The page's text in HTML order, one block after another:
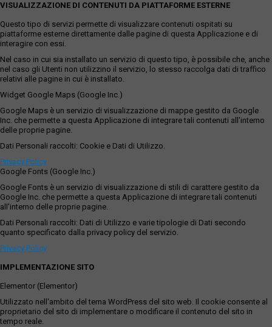
VISUALIZZAZIONE DI CONTENUTI DA PIATTAFORME ESTERNE
Questo tipo di servizi permette di visualizzare contenuti ospitati su
piattaforme esterne direttamente dalle pagine di questa Applicazione e di
interagire con essi.
Nel caso in cui sia installato un servizio di questo tipo, è possibile che, anche
nel caso gli Utenti non utilizzino il servizio, lo stesso raccolga dati di traffico
relativi alle pagine in cui è installato.
Widget Google Maps (Google Inc.)
Google Maps è un servizio di visualizzazione di mappe gestito da Google
Inc. che permette a questa Applicazione di integrare tali contenuti all'interno
delle proprie pagine.
Dati Personali raccolti: Cookie e Dati di Utilizzo.
Privacy Policy
Google Fonts (Google Inc.)
Google Fonts è un servizio di visualizzazione di stili di carattere gestito da
Google Inc. che permette a questa Applicazione di integrare tali contenuti
all'interno delle proprie pagine.
Dati Personali raccolti: Dati di Utilizzo e varie tipologie di Dati secondo
quanto specificato dalla privacy policy del servizio.
Privacy Policy
IMPLEMENTAZIONE SITO
Elementor (Elementor)
Utilizzato nell'ambito del tema WordPress del sito web. Il cookie consente al
proprietario del sito di implementare o modificare il contenuto del sito in
tempo reale.